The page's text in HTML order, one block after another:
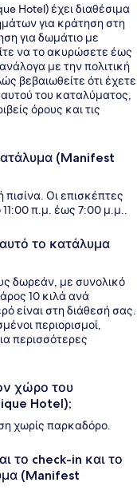
Hotel) έχει διαθέσιμα
για κράτηση στη
για δωμάτιο με
να το ακυρώσετε έως
με την πολιτική
βεβαιωθείτε ότι έχετε
του καταλύματος,
όρους και τις
(Manifest
πισίνα. Οι επισκέπτες
π.μ. έως 7:00 μ.μ..
το κατάλυμα
δωρεάν, με συνολικό
10 κιλά ανά
είναι στη διάθεσή σας.
περιορισμοί,
περισσότερες
χώρο του
Hotel);
χωρίς παρκαδόρο.
το check-in και το
(Manifest